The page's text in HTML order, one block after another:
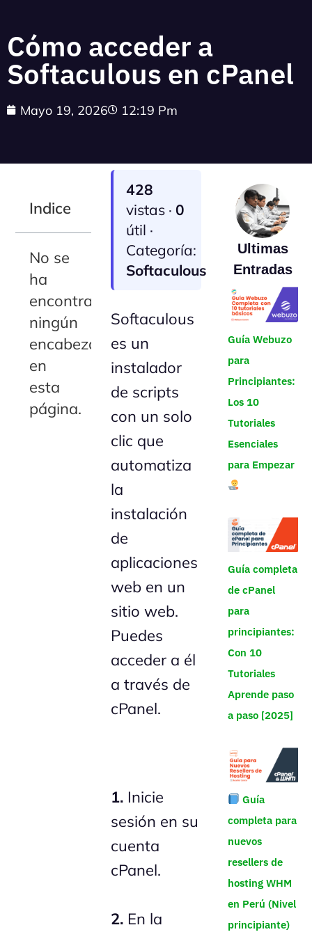
Cómo acceder a
Softaculous en cPanel
Mayo 19, 2026 12:19 Pm
Indice
No se
ha
encontrado
ningún
encabezado
en
esta
página.
428
vistas ·0
útil ·
Categoría:
Softaculous
Softaculous
es un
instalador
de scripts
con un solo
clic que
automatiza
la
instalación
de
aplicaciones
web en un
sitio web.
Puedes
acceder a él
a través de
cPanel.
1. Inicie
sesión en su
cuenta
cPanel.
2. En la
Ultimas
Entradas
Guía Webuzo
para
Principiantes:
Los 10
Tutoriales
Esenciales
para Empezar
Guía completa
de cPanel
para
principiantes:
Con 10
Tutoriales
Aprende paso
a paso [2025]
Guía
completa para
nuevos
resellers de
hosting WHM
en Perú (Nivel
principiante)